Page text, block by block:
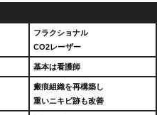
フラクショナル
CO2レーザー
基本は看護師
瘢痕組織を再構築し
重いニキビ跡も改善